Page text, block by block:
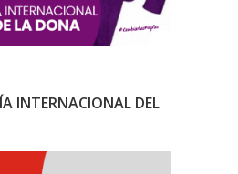
INTERNACIONAL DEL